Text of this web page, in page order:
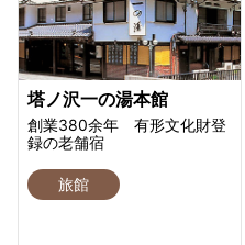
塔ノ沢一の湯本館
創業380余年 有形文化財登
録の老舗宿
旅館